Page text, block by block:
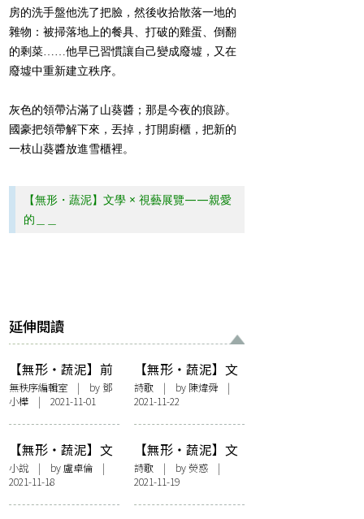
房的洗手盤他洗了把臉，然後收拾散落一地的
雜物：被掃落地上的餐具、打破的雞蛋、倒翻
的剩菜……他早已習慣讓自己變成廢墟，又在
廢墟中重新建立秩序。
灰色的領帶沾滿了山葵醬；那是今夜的痕跡。
國豪把領帶解下來，丟掉，打開廚櫃，把新的
一枝山葵醬放進雪櫃裡。
【無形・蔬泥】文學 × 視藝展覽——親愛
的＿＿
延伸閱讀
【無形・蔬泥】前
置詞：蔬泥說
無秩序編輯室 | by鄧
小樺 | 2021-11-01
【無形・蔬泥】文
學 × 視藝展覽——
蓮華辭
詩歌| by 陳煒舜|
2021-11-22
【無形・蔬泥】文
學 × 視藝展覽——
留下來的人
小說 | by盧卓倫 |
2021-11-18
【無形・蔬泥】文
學 × 視藝展覽——
馬蹄
詩歌| by熒惑|
2021-11-19